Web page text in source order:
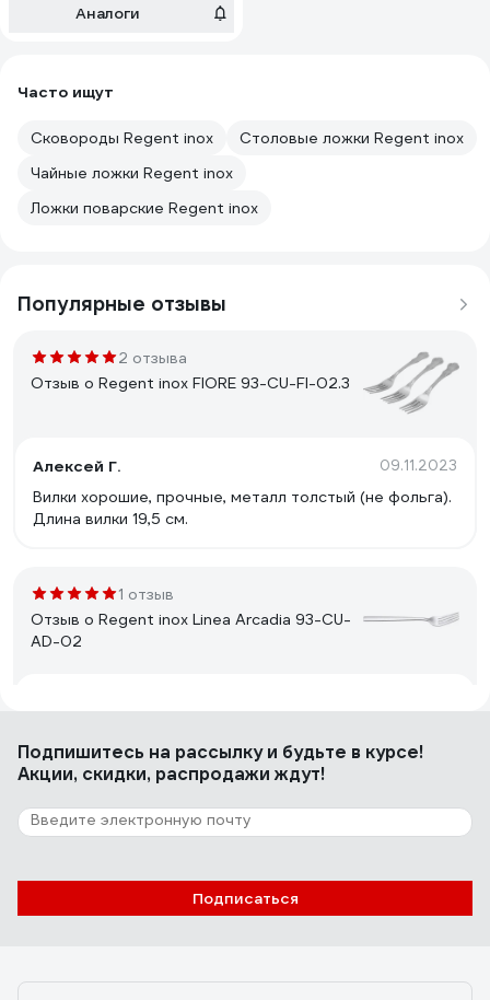
Аналоги
Часто ищут
Сковороды Regent inox
Столовые ложки Regent inox
Чайные ложки Regent inox
Ложки поварские Regent inox
Популярные отзывы
2 отзыва
Отзыв о Regent inox FIORE 93-CU-FI-02.3
Алексей Г. 09.11.2023
Вилки хорошие, прочные, металл толстый (не фольга).
Длина вилки 19,5 см.
1 отзыв
Отзыв о Regent inox Linea Arcadia 93-CU-
AD-02
посудомоечной машине пережили нормально.
1 отзыв
Подпишитесь на рассылкуи будьте в курсе!
Акции, скидки, распродажи ждут!
Подписаться